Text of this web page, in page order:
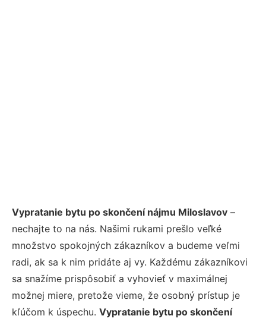
Vypratanie bytu po skončení nájmu Miloslavov –
nechajte to na nás. Našimi rukami prešlo veľké
množstvo spokojných zákazníkov a budeme veľmi
radi, ak sa k nim pridáte aj vy. Každému zákazníkovi
sa snažíme prispôsobiť a vyhovieť v maximálnej
možnej miere, pretože vieme, že osobný prístup je
kľúčom k úspechu. Vypratanie bytu po skončení